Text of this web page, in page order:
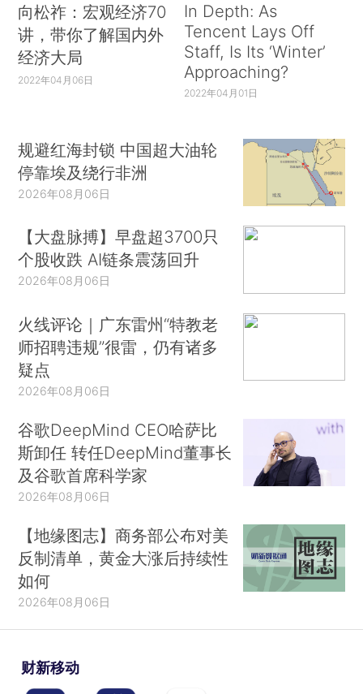
向松祚：宏观经济70
讲，带你了解国内外
经济大局
2022年04月06日
In Depth: As
Tencent Lays Off
Staff, Is Its ‘Winter’
Approaching?
2022年04月01日
规避红海封锁 中国超大油轮
停靠埃及绕行非洲
2026年08月06日
【大盘脉搏】早盘超3700只
个股收跌 AI链条震荡回升
2026年08月06日
火线评论｜广东雷州“特教老
师招聘违规”很雷，仍有诸多
疑点
2026年08月06日
谷歌DeepMind CEO哈萨比
斯卸任 转任DeepMind董事长
及谷歌首席科学家
2026年08月06日
【地缘图志】商务部公布对美
反制清单，黄金大涨后持续性
如何
2026年08月06日
财新移动